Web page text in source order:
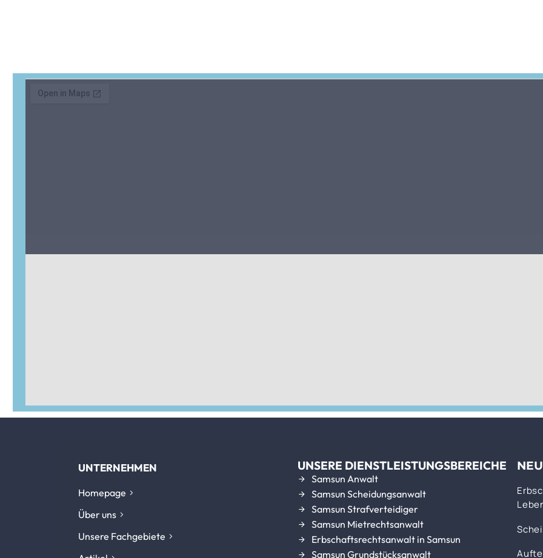
UNTERNEHMEN
Homepage
Über uns
Unsere Fachgebiete
UNSERE DIENSTLEISTUNGSBEREICHE
Samsun Anwalt
Samsun Scheidungsanwalt
Samsun Strafverteidiger
Samsun Mietrechtsanwalt
Erbschaftsrechtsanwalt in Samsun
Samsun Grundstücksanwalt